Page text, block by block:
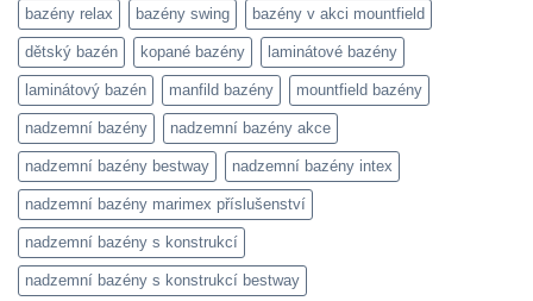
bazény relax bazény swing bazény v akci mountfield
dětský bazén kopané bazény laminátové bazény
laminátový bazén manfild bazény mountfield bazény
nadzemní bazény nadzemní bazény akce
nadzemní bazény bestway nadzemní bazény intex
nadzemní bazény marimex příslušenství
nadzemní bazény s konstrukcí
nadzemní bazény s konstrukcí bestway